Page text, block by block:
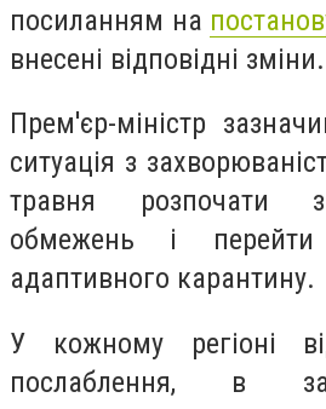
посиланням на
внесені відповідні зміни.
Прем'єр-міністр
ситуація з
травня розпочати
обмежень і
адаптивного карантину.
У кожному регіоні
послаблення, в